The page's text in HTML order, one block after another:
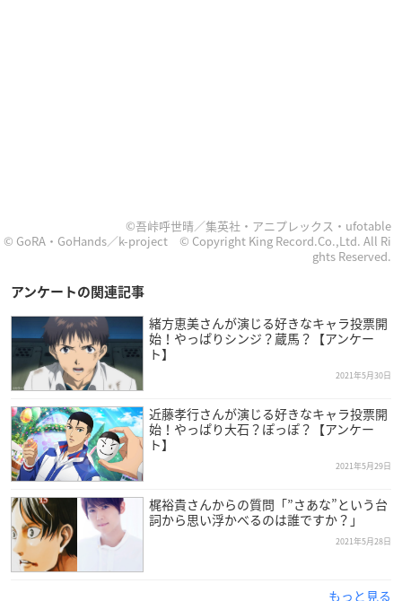
©吾峠呼世晴／集英社・アニプレックス・ufotable
© GoRA・GoHands／k-project © Copyright King Record.Co.,Ltd. All Ri
ghts Reserved.
アンケートの関連記事
緒方恵美さんが演じる好きなキャラ投票開
始！やっぱりシンジ？蔵馬？【アンケー
ト】
2021年5月30日
近藤孝行さんが演じる好きなキャラ投票開
始！やっぱり大石？ぽっぽ？【アンケー
ト】
2021年5月29日
梶裕貴さんからの質問「”さあな”という台
詞から思い浮かべるのは誰ですか？」
2021年5月28日
もっと見る